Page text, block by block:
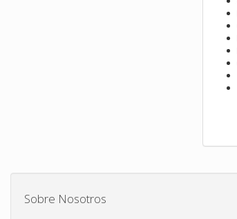
Sobre Nosotros